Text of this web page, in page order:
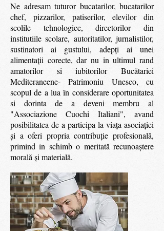
Ne adresam tuturor bucatarilor, bucatarilor
chef, pizzarilor, patiserilor, elevilor din
scolile tehnologice, directorilor din
institutiile scolare, autoritatilor, jurnalistilor,
sustinatori ai gustului, adepţi ai unei
alimentaţii corecte, dar nu in ultimul rand
amatorilor si iubitorilor Bucătariei
Mediteraneene- Patrimoniu Unesco, cu
scopul de a lua în considerare oportunitatea
si dorinta de a deveni membru al
"Associazione Cuochi Italiani", avand
posibilitatea de a participa la viaţa asociaţiei
şi a oferi propria contribuţie profesională,
primind in schimb o meritată recunoaştere
morală şi materială.